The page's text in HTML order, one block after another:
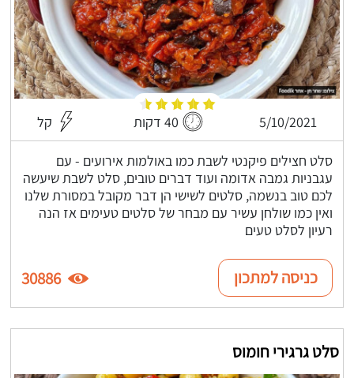
5/10/2021 40 דקות קל
סלט חצילים פיקנטי לשבת כמו באולמות אירועים - עם
עגבניות גמבה אדומה ועוד דברים טובים, סלט לשבת שיעשה
לכם טוב בנשמה, סלטים לשישי הן דבר מקובל במסורת שלנו
ואין כמו שולחן עשיר עם מבחר של סלטים טעימים אז הנה
רעיון לסלט טעים
כניסה למתכון 30886
סלט גרגירי חומוס